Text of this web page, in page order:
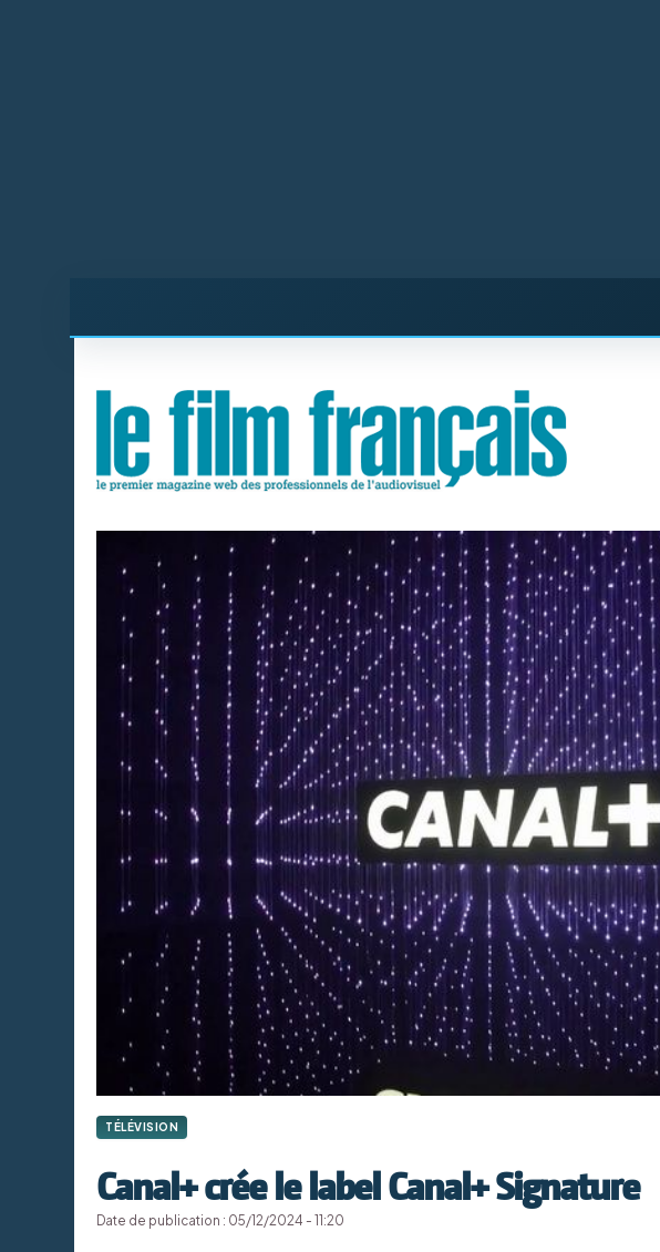
TÉLÉVISION
Canal+ crée le label Canal+ Signature
Date de publication : 05/12/2024 - 11:20